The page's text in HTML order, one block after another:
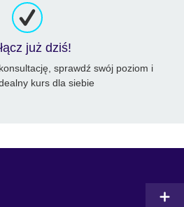
już dziś!
sprawdź swój poziom i
kurs dla siebie